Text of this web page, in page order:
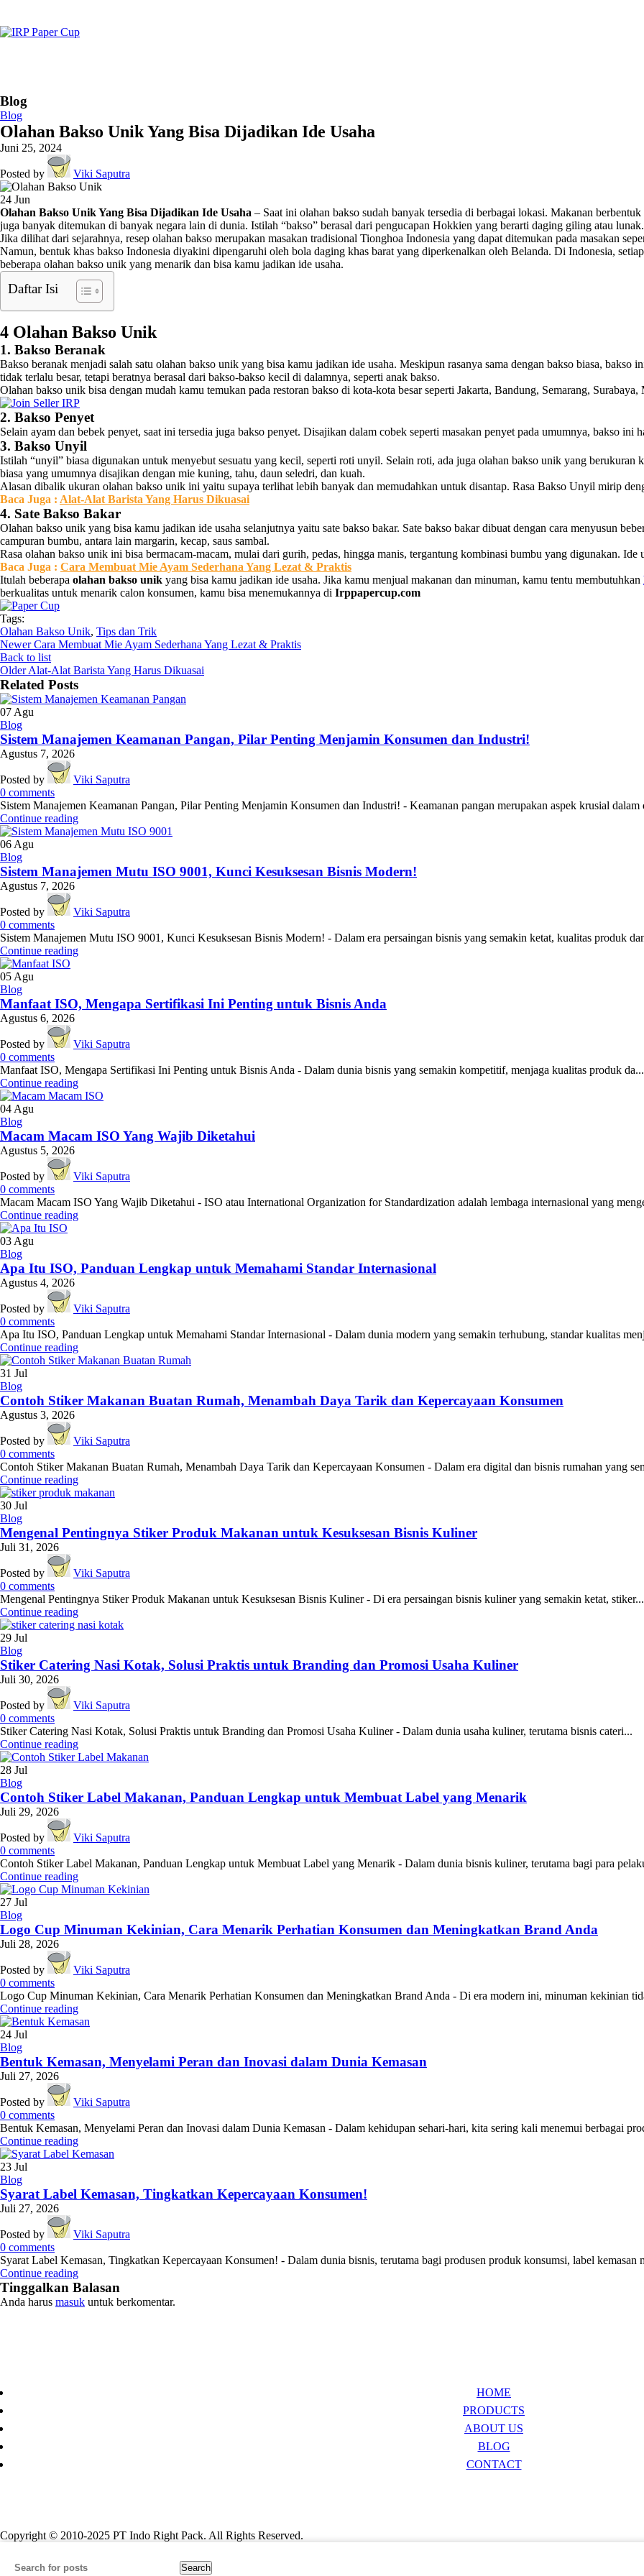
Blog
Blog
Olahan Bakso Unik Yang Bisa Dijadikan Ide Usaha
Juni 25, 2024
Posted by Viki Saputra
24 Jun
Olahan Bakso Unik Yang Bisa Dijadikan Ide Usaha – Saat ini olahan bakso sudah banyak tersedia di berbagai lokasi. Makanan
juga banyak ditemukan di banyak negara lain di dunia. Istilah “bakso” berasal dari pengucapan Hokkien yang berarti daging giling atau lunak.
Jika dilihat dari sejarahnya, resep olahan bakso merupakan masakan tradisional Tionghoa Indonesia yang dapat ditemukan pada masakan
Namun, bentuk khas bakso Indonesia diyakini dipengaruhi oleh bola daging khas barat yang diperkenalkan oleh Belanda. Di Indonesia,
beberapa olahan bakso unik yang menarik dan bisa kamu jadikan ide usaha.
Daftar Isi
4 Olahan Bakso Unik
1. Bakso Beranak
Bakso beranak menjadi salah satu olahan bakso unik yang bisa kamu jadikan ide usaha. Meskipun rasanya sama dengan bakso biasa,
tidak terlalu besar, tetapi beratnya berasal dari bakso-bakso kecil di dalamnya, seperti anak bakso.
Olahan bakso unik bisa dengan mudah kamu temukan pada restoran bakso di kota-kota besar seperti Jakarta, Bandung, Semarang, Surabaya,
2. Bakso Penyet
Selain ayam dan bebek penyet, saat ini tersedia juga bakso penyet. Disajikan dalam cobek seperti masakan penyet pada umumnya, bakso ini
3. Bakso Unyil
Istilah “unyil” biasa digunakan untuk menyebut sesuatu yang kecil, seperti roti unyil. Selain roti, ada juga olahan bakso unik yang
biasa yang umumnya disajikan dengan mie kuning, tahu, daun seledri, dan kuah.
Alasan dibalik ukuran olahan bakso unik ini yaitu supaya terlihat lebih banyak dan memudahkan untuk disantap. Rasa Bakso Unyil mirip
Baca Juga : Alat-Alat Barista Yang Harus Dikuasai
4. Sate Bakso Bakar
Olahan bakso unik yang bisa kamu jadikan ide usaha selanjutnya yaitu sate bakso bakar. Sate bakso bakar dibuat dengan cara menyusun
campuran bumbu, antara lain margarin, kecap, saus sambal.
Rasa olahan bakso unik ini bisa bermacam-macam, mulai dari gurih, pedas, hingga manis, tergantung kombinasi bumbu yang digunakan.
Baca Juga : Cara Membuat Mie Ayam Sederhana Yang Lezat & Praktis
Itulah beberapa olahan bakso unik yang bisa kamu jadikan ide usaha. Jika kamu menjual makanan dan minuman, kamu tentu membutuhkan
berkualitas untuk menarik calon konsumen, kamu bisa menemukannya di Irppapercup.com
Tags:
Olahan Bakso Unik, Tips dan Trik
Newer Cara Membuat Mie Ayam Sederhana Yang Lezat & Praktis
Back to list
Older Alat-Alat Barista Yang Harus Dikuasai
Related Posts
07 Agu
Blog
Sistem Manajemen Keamanan Pangan, Pilar Penting Menjamin Konsumen dan Industri!
Agustus 7, 2026
Posted by
Viki Saputra
0 comments
Sistem Manajemen Keamanan Pangan, Pilar Penting Menjamin Konsumen dan Industri! - Keamanan pangan merupakan aspek krusial dalam
Continue reading
06 Agu
Blog
Sistem Manajemen Mutu ISO 9001, Kunci Kesuksesan Bisnis Modern!
Agustus 7, 2026
Posted by
Viki Saputra
0 comments
Sistem Manajemen Mutu ISO 9001, Kunci Kesuksesan Bisnis Modern! - Dalam era persaingan bisnis yang semakin ketat, kualitas produk
Continue reading
05 Agu
Blog
Manfaat ISO, Mengapa Sertifikasi Ini Penting untuk Bisnis Anda
Agustus 6, 2026
Posted by
Viki Saputra
0 comments
Manfaat ISO, Mengapa Sertifikasi Ini Penting untuk Bisnis Anda - Dalam dunia bisnis yang semakin kompetitif, menjaga kualitas produk da...
Continue reading
04 Agu
Blog
Macam Macam ISO Yang Wajib Diketahui
Agustus 5, 2026
Posted by
Viki Saputra
0 comments
Macam Macam ISO Yang Wajib Diketahui - ISO atau International Organization for Standardization adalah lembaga internasional yang
Continue reading
03 Agu
Blog
Apa Itu ISO, Panduan Lengkap untuk Memahami Standar Internasional
Agustus 4, 2026
Posted by
Viki Saputra
0 comments
Apa Itu ISO, Panduan Lengkap untuk Memahami Standar Internasional - Dalam dunia modern yang semakin terhubung, standar kualitas
Continue reading
31 Jul
Blog
Contoh Stiker Makanan Buatan Rumah, Menambah Daya Tarik dan Kepercayaan Konsumen
Agustus 3, 2026
Posted by
Viki Saputra
0 comments
Contoh Stiker Makanan Buatan Rumah, Menambah Daya Tarik dan Kepercayaan Konsumen - Dalam era digital dan bisnis rumahan yang
Continue reading
30 Jul
Blog
Mengenal Pentingnya Stiker Produk Makanan untuk Kesuksesan Bisnis Kuliner
Juli 31, 2026
Posted by
Viki Saputra
0 comments
Mengenal Pentingnya Stiker Produk Makanan untuk Kesuksesan Bisnis Kuliner - Di era persaingan bisnis kuliner yang semakin ketat, stiker...
Continue reading
29 Jul
Blog
Stiker Catering Nasi Kotak, Solusi Praktis untuk Branding dan Promosi Usaha Kuliner
Juli 30, 2026
Posted by
Viki Saputra
0 comments
Stiker Catering Nasi Kotak, Solusi Praktis untuk Branding dan Promosi Usaha Kuliner - Dalam dunia usaha kuliner, terutama bisnis cateri...
Continue reading
28 Jul
Blog
Contoh Stiker Label Makanan, Panduan Lengkap untuk Membuat Label yang Menarik
Juli 29, 2026
Posted by
Viki Saputra
0 comments
Contoh Stiker Label Makanan, Panduan Lengkap untuk Membuat Label yang Menarik - Dalam dunia bisnis kuliner, terutama bagi para
Continue reading
27 Jul
Blog
Logo Cup Minuman Kekinian, Cara Menarik Perhatian Konsumen dan Meningkatkan Brand Anda
Juli 28, 2026
Posted by
Viki Saputra
0 comments
Logo Cup Minuman Kekinian, Cara Menarik Perhatian Konsumen dan Meningkatkan Brand Anda - Di era modern ini, minuman kekinian
Continue reading
24 Jul
Blog
Bentuk Kemasan, Menyelami Peran dan Inovasi dalam Dunia Kemasan
Juli 27, 2026
Posted by
Viki Saputra
0 comments
Bentuk Kemasan, Menyelami Peran dan Inovasi dalam Dunia Kemasan - Dalam kehidupan sehari-hari, kita sering kali menemui berbagai
Continue reading
23 Jul
Blog
Syarat Label Kemasan, Tingkatkan Kepercayaan Konsumen!
Juli 27, 2026
Posted by
Viki Saputra
0 comments
Syarat Label Kemasan, Tingkatkan Kepercayaan Konsumen! - Dalam dunia bisnis, terutama bagi produsen produk konsumsi, label kemasan
Continue reading
Tinggalkan Balasan
Anda harus masuk untuk berkomentar.
HOME
PRODUCTS
ABOUT US
BLOG
CONTACT
Copyright © 2010-2025 PT Indo Right Pack. All Rights Reserved.
Search